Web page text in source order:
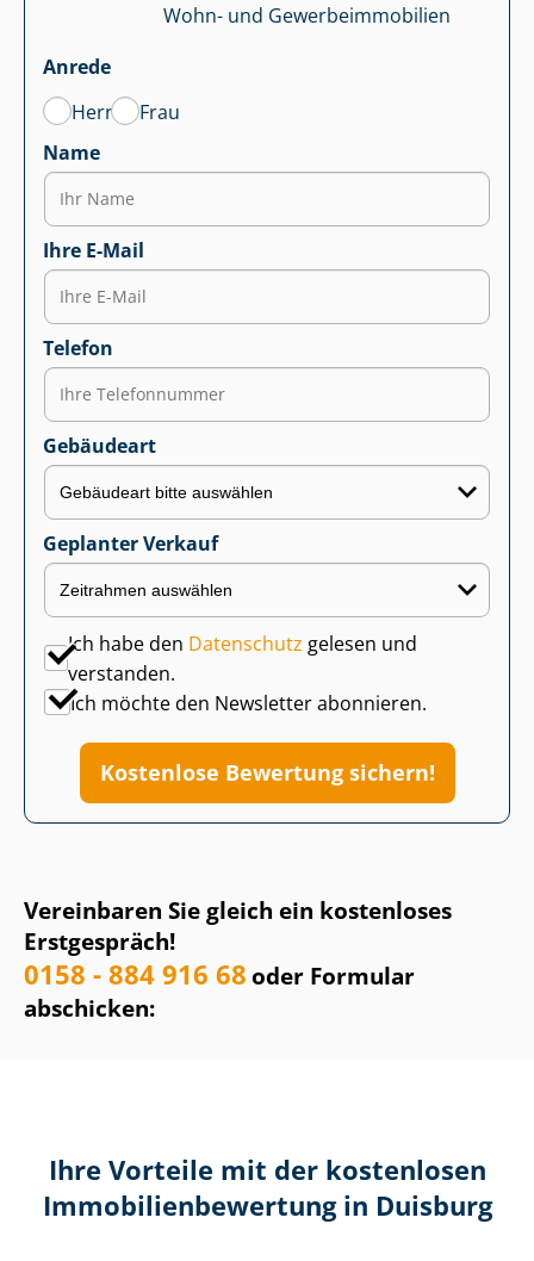
Vereinbaren Sie gleich ein kostenloses
Erstgespräch!
0158 - 884 916 68oder Formular
abschicken:
Wohn- und Ge­wer­be­im­mo­bi­li­en
Anrede
Herr
Frau
Name
Ihre E-Mail
Telefon
Gebäudeart
Geplanter Verkauf
Ich habe den Datenschutz gelesen und
verstanden.
Ich möchte den Newsletter abonnieren.
Kostenlose Bewertung sichern!
Ihre Vorteile mit der kostenlosen
Im­mo­bi­li­en­be­wer­tung in Duisburg